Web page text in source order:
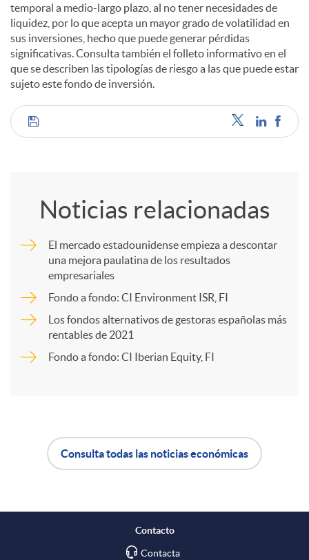
temporal a medio-largo plazo, al no tener necesidades de
liquidez, por lo que acepta un mayor grado de volatilidad en
sus inversiones, hecho que puede generar pérdidas
significativas. Consulta también el folleto informativo en el
que se describen las tipologías de riesgo a las que puede estar
sujeto este fondo de inversión.
C
a
r
Noticias relacionadas
El mercado estadounidense empieza a descontar
una mejora paulatina de los resultados
empresariales
Fondo a fondo: CI Environment ISR, FI
Los fondos alternativos de gestoras españolas más
rentables de 2021
Fondo a fondo: CI Iberian Equity, FI
p
o
Consulta todas las noticias económicas
Contacto
Contacta